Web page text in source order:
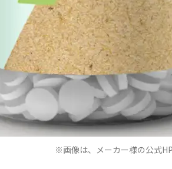
※画像は、メーカー様の公式